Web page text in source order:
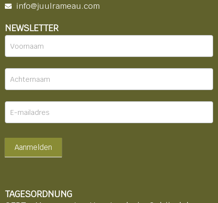
info@juulrameau.com
NEWSLETTER
Nieuwsbrief
footer
Aanmelden
TAGESORDNUNG